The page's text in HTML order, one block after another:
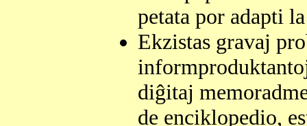
petata por adapti
Ekzistas gravaj
diĝitaj
de enciklopedio,